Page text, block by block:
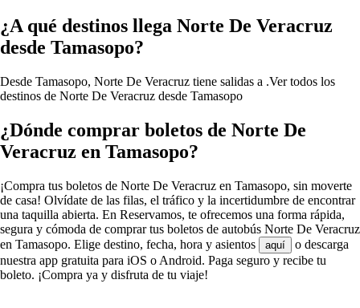
¿A qué destinos llega Norte De Veracruz
desde Tamasopo?
Desde Tamasopo, Norte De Veracruz tiene salidas a .Ver todos los
destinos de Norte De Veracruz desde Tamasopo
¿Dónde comprar boletos de Norte De
Veracruz en Tamasopo?
¡Compra tus boletos de Norte De Veracruz en Tamasopo, sin moverte
de casa! Olvídate de las filas, el tráfico y la incertidumbre de encontrar
una taquilla abierta. En Reservamos, te ofrecemos una forma rápida,
segura y cómoda de comprar tus boletos de autobús Norte De Veracruz
en Tamasopo. Elige destino, fecha, hora y asientos
aquí
o descarga
nuestra app gratuita para iOS o Android. Paga seguro y recibe tu
boleto. ¡Compra ya y disfruta de tu viaje!